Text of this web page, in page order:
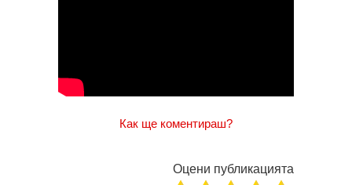
Как ще коментираш?
Оцени публикацията